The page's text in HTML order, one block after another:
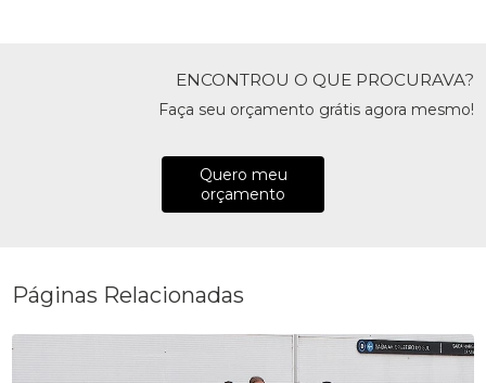
ENCONTROU O QUE PROCURAVA?
Faça seu orçamento grátis agora mesmo!
Quero meu
orçamento
Páginas Relacionadas